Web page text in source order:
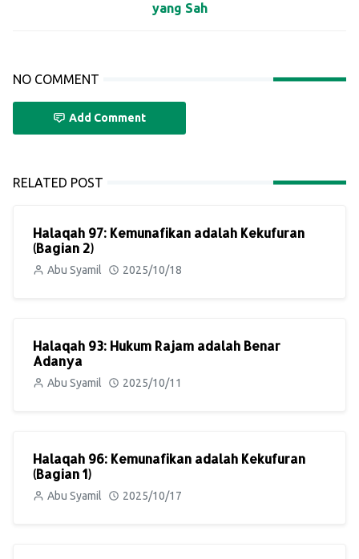
yang Sah
NO COMMENT
Add Comment
RELATED POST
Halaqah 97: Kemunafikan adalah Kekufuran
(Bagian 2)
Abu Syamil 2025/10/18
Halaqah 93: Hukum Rajam adalah Benar
Adanya
Abu Syamil 2025/10/11
Halaqah 96: Kemunafikan adalah Kekufuran
(Bagian 1)
Abu Syamil 2025/10/17